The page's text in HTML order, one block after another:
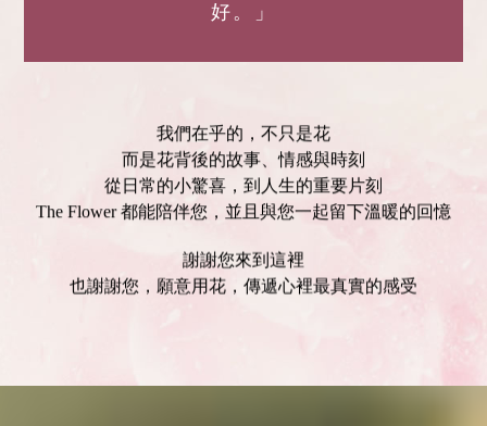
好。」
我們在乎的，不只是花
而是花背後的故事、情感與時刻
從日常的小驚喜，到人生的重要片刻
The Flower 都能陪伴您，並且與您一起留下溫暖的回憶
謝謝您來到這裡
也謝謝您，願意用花，傳遞心裡最真實的感受